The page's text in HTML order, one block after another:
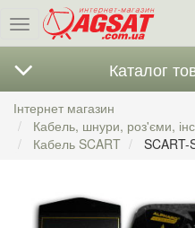
Меню
Каталог
Інтернет магазин
Кабель, шнури, роз'єми,
Кабель SCART
SCART-